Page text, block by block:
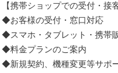
【携帯ショップでの受付・接
◆お客様の受付・窓口対応
◆スマホ・タブレット・携帯
◆料金プランのご案内
◆新規契約、機種変更等サポ